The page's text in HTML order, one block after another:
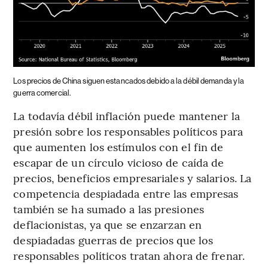
Los precios de China siguen estancados debido a la débil demanda y la
guerra comercial.
La todavía débil inflación puede mantener la
presión sobre los responsables políticos para
que aumenten los estímulos con el fin de
escapar de un círculo vicioso de caída de
precios, beneficios empresariales y salarios. La
competencia despiadada entre las empresas
también se ha sumado a las presiones
deflacionistas, ya que se enzarzan en
despiadadas guerras de precios que los
responsables políticos tratan ahora de frenar.